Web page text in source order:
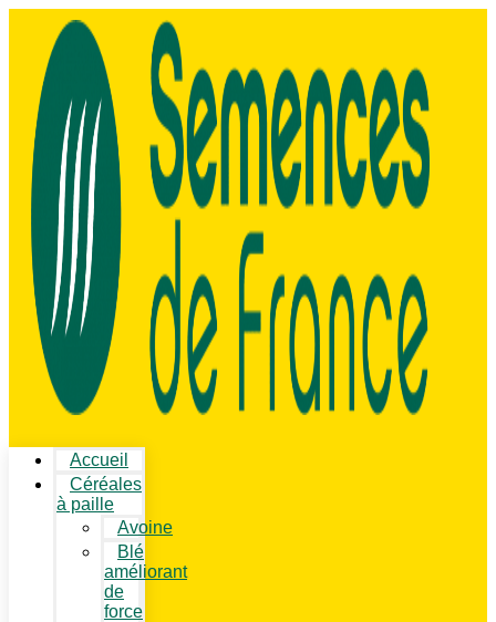
Accueil
Céréales
à paille
Avoine
Blé
améliorant
de
force